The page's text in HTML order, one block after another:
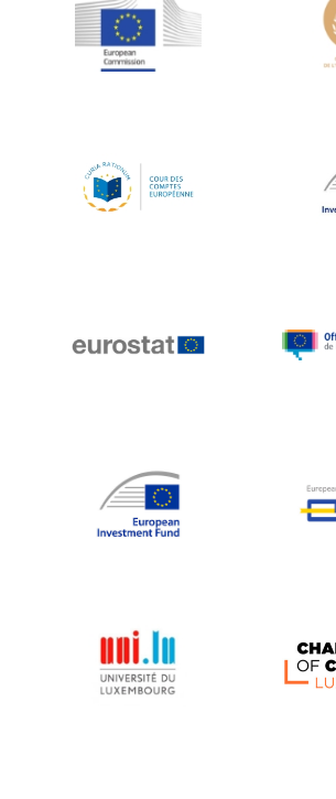
Jean-Louis Schiltz
Jean-Victor Louis
Johnny Åkerholm
Katharien L.C. Hunt
Klaus-Heiner Lehne
Koen LENAERTS
Lars Heikensten
Lucas Papademos
Máire Geoghegan-Quinn